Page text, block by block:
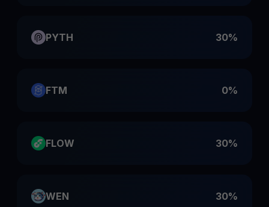
PYTH 30%
FTM 0%
FLOW 30%
WEN 30%